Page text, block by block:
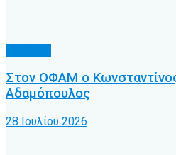
Στον ΟΦΑΜ ο
Αδαμόπουλος
28 Ιουλίου 2026